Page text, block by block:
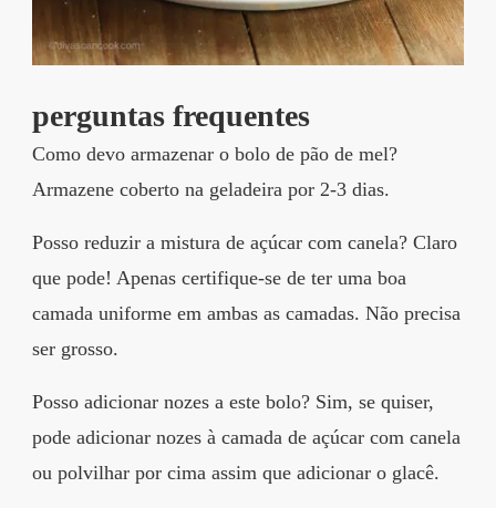
perguntas frequentes
Como devo armazenar o bolo de pão de mel?
Armazene coberto na geladeira por 2-3 dias.
Posso reduzir a mistura de açúcar com canela? Claro
que pode! Apenas certifique-se de ter uma boa
camada uniforme em ambas as camadas. Não precisa
ser grosso.
Posso adicionar nozes a este bolo? Sim, se quiser,
pode adicionar nozes à camada de açúcar com canela
ou polvilhar por cima assim que adicionar o glacê.